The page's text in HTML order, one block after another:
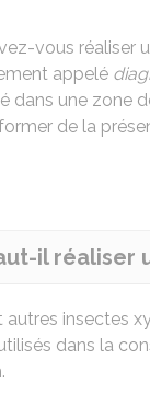
vous réaliser
appelé
dans une zone
de la
il réaliser
autres insectes
dans la